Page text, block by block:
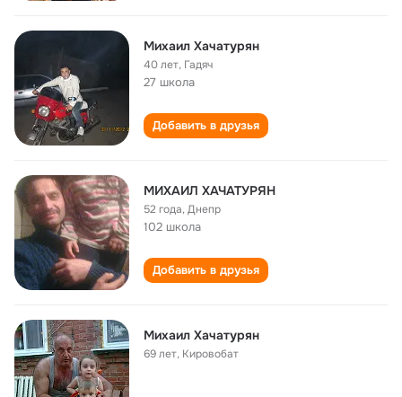
Михаил Хачатурян
40 лет, Гадяч
27 школа
Добавить в друзья
МИХАИЛ ХАЧАТУРЯН
52 года,Днепр
102 школа
Добавить в друзья
Михаил Хачатурян
69 лет, Кировобат